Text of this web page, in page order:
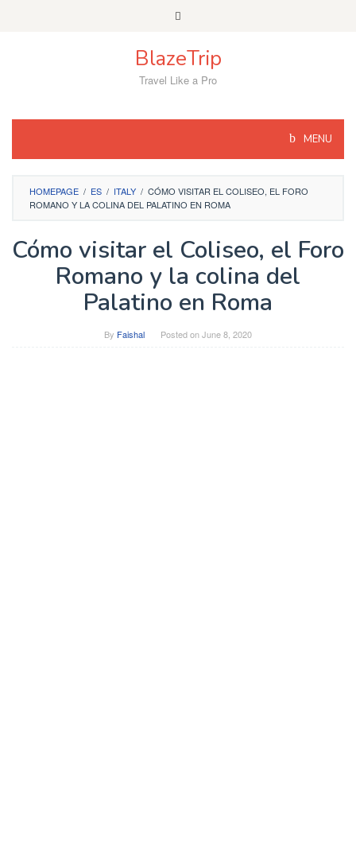
BlazeTrip
Travel Like a Pro
MENU
HOMEPAGE / ES / ITALY / CÓMO VISITAR EL COLISEO, EL FORO
ROMANO Y LA COLINA DEL PALATINO EN ROMA
Cómo visitar el Coliseo, el Foro
Romano y la colina del
Palatino en Roma
By Faishal Posted onJune 8, 2020